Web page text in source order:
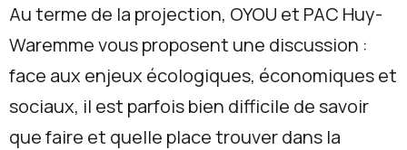
Au terme de la projection, OYOU et PAC Huy-
Waremme vous proposent une discussion :
face aux enjeux écologiques, économiques et
sociaux, il est parfois bien difficile de savoir
que faire et quelle place trouver dans la